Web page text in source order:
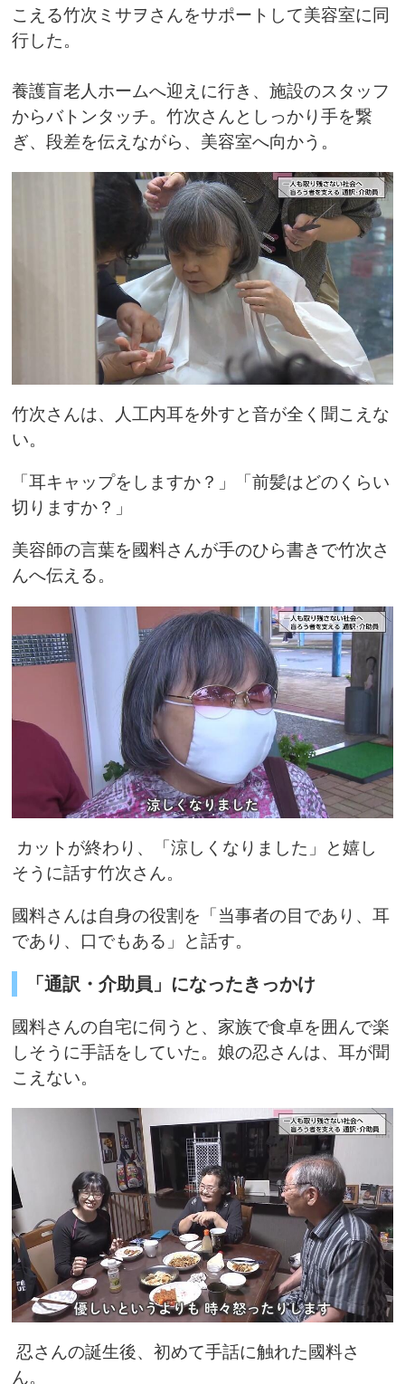
こえる竹次ミサヲさんをサポートして美容室に同
行した。
養護盲老人ホームへ迎えに行き、施設のスタッフ
からバトンタッチ。竹次さんとしっかり手を繋
ぎ、段差を伝えながら、美容室へ向かう。
竹次さんは、人工内耳を外すと音が全く聞こえな
い。
「耳キャップをしますか？」「前髪はどのくらい
切りますか？」
美容師の言葉を國料さんが手のひら書きで竹次さ
んへ伝える。
カットが終わり、「涼しくなりました」と嬉し
そうに話す竹次さん。
國料さんは自身の役割を「当事者の目であり、耳
であり、口でもある」と話す。
「通訳・介助員」になったきっかけ
國料さんの自宅に伺うと、家族で食卓を囲んで楽
しそうに手話をしていた。娘の忍さんは、耳が聞
こえない。
忍さんの誕生後、初めて手話に触れた國料さ
ん。